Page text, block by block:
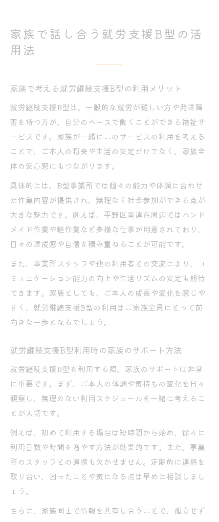
家族で話し合う就労支援B型の活
用法
家族で考える就労継続支援B型の利用メリット
就労継続支援B型は、一般的な就労が難しい方や発達障
害を持つ方が、自分のペースで働くことができる福祉サ
ービスです。家族が一緒にこのサービスの利用を考える
ことで、ご本人の将来や生活の安定だけでなく、家族全
体の安心感にもつながります。
具体的には、B型事業所では個々の能力や体調に合わせ
た作業内容が提供され、無理なく社会参加ができる点が
大きな魅力です。例えば、平野区喜連西周辺ではハンド
メイド作業や軽作業など多様な仕事が用意されており、
日々の達成感や自信を積み重ねることが可能です。
また、事業所スタッフや他の利用者との交流により、コ
ミュニケーション能力の向上や生活リズムの安定も期待
できます。家族としても、ご本人の成長や変化を感じや
すく、就労継続支援B型の利用はご家族全員にとって前
向きな一歩となるでしょう。
就労継続支援B型利用時の家族のサポート方法
就労継続支援B型を利用する際、家族のサポートは非常
に重要です。まず、ご本人の体調や気持ちの変化を日々
観察し、無理のない利用スケジュールを一緒に考えるこ
とが大切です。
例えば、初めて利用する場合は短時間から始め、徐々に
利用日数や時間を増やす方法が効果的です。また、事業
所のスタッフとの連携も欠かせません。定期的に連絡を
取り合い、困ったことや気になる点は早めに相談しまし
ょう。
さらに、家族同士で情報を共有し合うことで、孤立せず